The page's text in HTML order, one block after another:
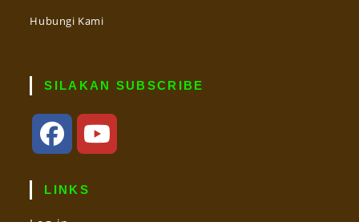
Hubungi Kami
SILAKAN SUBSCRIBE
a
LINKS